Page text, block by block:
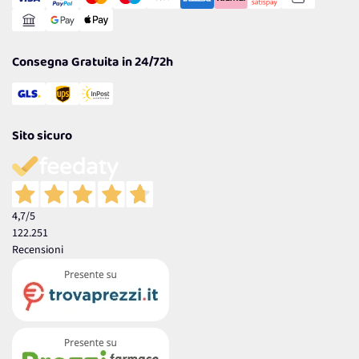
Reso Facile e Veloce
Consegna Gratuita in 24/72h
Sito sicuro
4,7/5
122.251
Recensioni